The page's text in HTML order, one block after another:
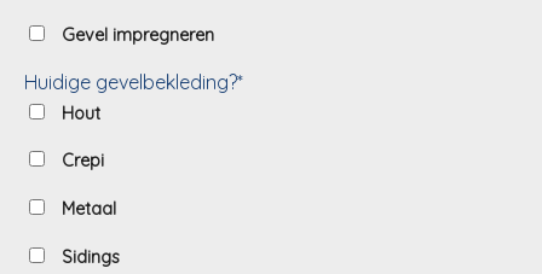
Gevel impregneren
Huidige gevelbekleding?*
Hout
Crepi
Metaal
Sidings